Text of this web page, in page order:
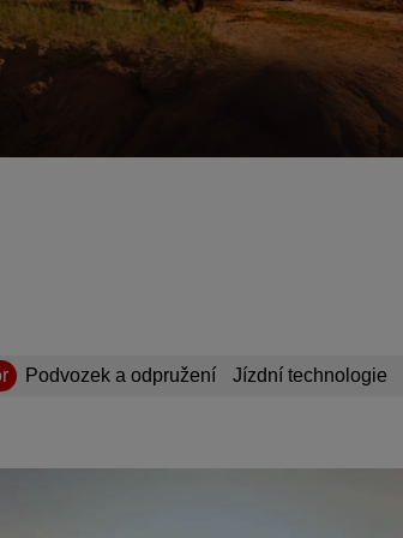
Podvozek a odpružení Jízdní technologie